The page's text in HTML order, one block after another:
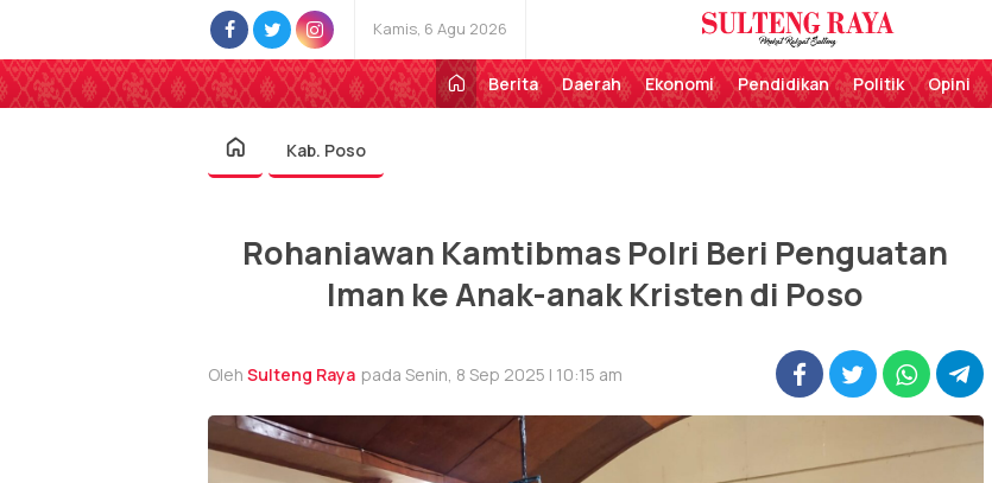
Kamis, 6 Agu 2026
Sulteng Raya
Perekat Rakyat Sulteng
Berita
Daerah Ekonomi Pendidikan Politik Opini
Kab. Poso
Rohaniawan Kamtibmas Polri Beri Penguatan
Iman ke Anak-anak Kristen di Poso
Oleh Sulteng Raya pada Senin, 8 Sep 2025 | 10:15 am